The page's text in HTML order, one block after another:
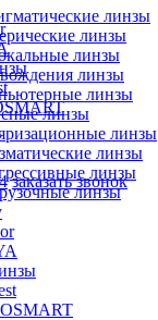
линзы
линзы
линзы
линзы
линзы
линзы
линзы
линзы
линзы
линзы
заказать звонок